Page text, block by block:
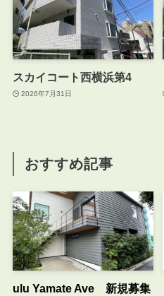
スカイコート西横浜第4
2026年7月31日
おすすめ記事
ulu Yamate Ave 新規募集